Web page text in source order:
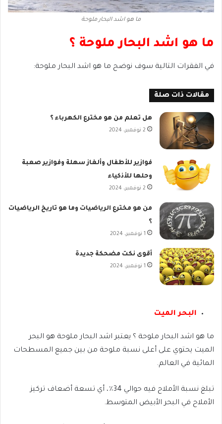
ما هو اشد البحار ملوحة
ما هو اشد البحار ملوحة ؟
في الفقرات التالية سوف نوضح ما هو اشد البحار ملوحة:
مقالات ذات صلة
هل تعلم من هو مخترع الكهرباء ؟
2 نوفمبر، 2024
فوازير للأطفال وألغاز سهلة وفوازير صعبة
وحلها للأذكياء
2 نوفمبر، 2024
من هو مخترع الرياضيات وما هو تاريخ الرياضيات
؟
1 نوفمبر، 2024
أقوى نكت مضحكة جديدة
1 نوفمبر، 2024
البحر الميت
ما هو اشد البحار ملوحة ؟ يعتبر اشد البحار ملوحة هو البحر
الميت يحتوي على أعلى نسبة ملوحة من بين جميع المسطحات
المائية في العالم.
تبلغ نسبة الأملاح فيه حوالي 34٪، أي تسعة أضعاف تركيز
الأملاح في البحر الأبيض المتوسط.